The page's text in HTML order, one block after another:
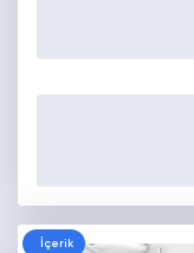
İçerik